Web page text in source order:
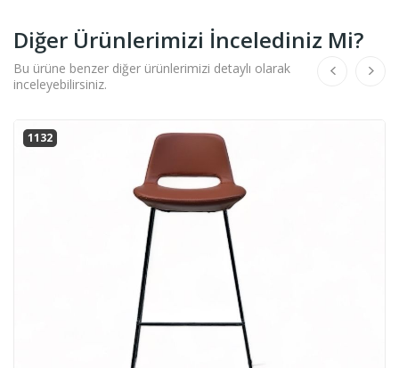
Diğer Ürünlerimizi İncelediniz Mi?
Bu ürüne benzer diğer ürünlerimizi detaylı olarak
inceleyebilirsiniz.
1132